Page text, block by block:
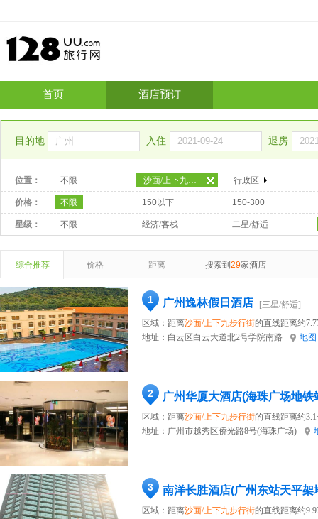
首页 酒店预订
目的地 入住 退房
位置： 不限 沙面/上下九步行街 行政区
价格： 不限 150以下 150-300
星级： 不限 经济/客栈 二星/舒适
综合推荐 价格 距离 搜索到 29家酒店
1 广州逸林假日酒店
[三星/舒适]
区域：距离沙面/上下九步行街的直线距离约
地址： 白云区白云大道北2号学院南路 地图
2 广州华厦大酒店(海珠广场地铁
区域：距离沙面/上下九步行街的直线距离约
地址： 广州市越秀区侨光路8号(海珠广场)
3 南洋长胜酒店(广州东站天平架
区域：距离沙面/上下九步行街的直线距离约